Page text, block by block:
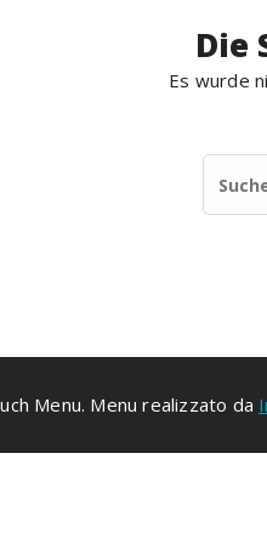
Die
Es wurde
Menu. Menu realizzato da